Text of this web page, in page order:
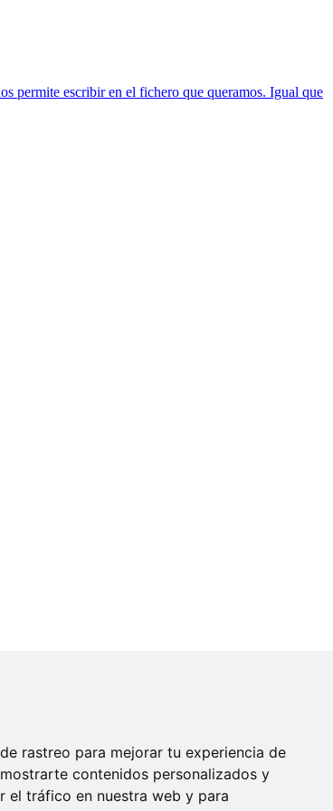
rastreo para mejorar tu experiencia de
contenidos personalizados y
el tráfico en nuestra web y para
permite escribir en el fichero que queramos. Igual que